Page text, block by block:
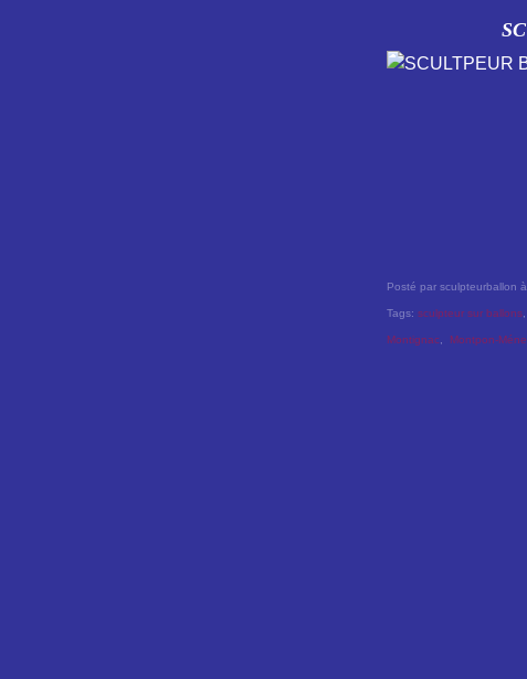
Posté par sculpteurballon
Tags: sculpteur sur ballons
Montignac Montpon-